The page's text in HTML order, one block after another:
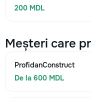
200 MDL
Meșteri care
ProfidanConstruct
De la 600 MDL